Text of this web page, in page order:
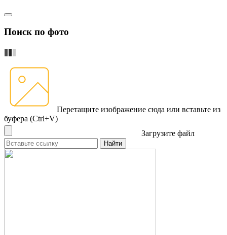
Поиск по фото
Перетащите изображение сюда или вставьте из
буфера (Ctrl+V)
Загрузите файл
Найти